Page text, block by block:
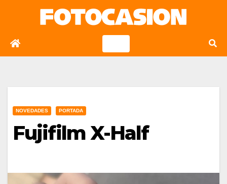
contenido
NOVEDADES PORTADA
Fujifilm X-Half